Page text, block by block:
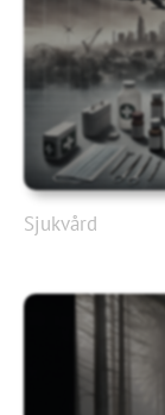
Sjukvård